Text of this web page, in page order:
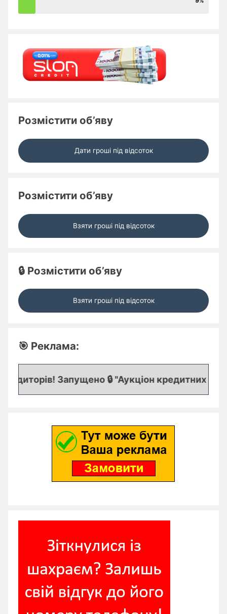
Розмістити об’яву
Дати гроші під відсоток
Розмістити об’яву
Взяти гроші під відсоток
🔒 Розмістити об’яву
Взяти гроші під відсоток
🎯 Реклама:
Запущено 🔒 "Аукціон кредитних